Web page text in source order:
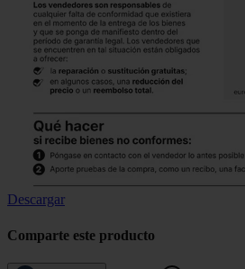
Descargar
Comparte este producto